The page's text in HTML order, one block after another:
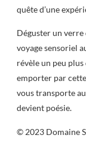
quête d’une
Déguster un verre
voyage sensoriel
révèle un peu plus
emporter par
vous transporte
devient poésie.
© 2023 Domaine